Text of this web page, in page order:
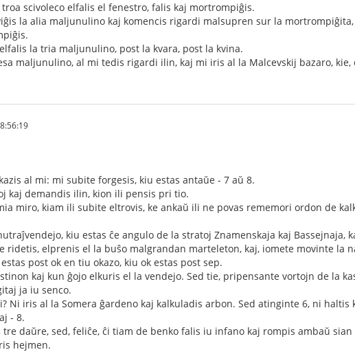
scivoleco elfalis el fenestro, falis kaj mortrompiĝis.
la alia maljunulino kaj komencis rigardi malsupren sur la
la tria maljunulino, post la kvara, post la kvina.
maljunulino, al mi tedis rigardi ilin, kaj mi iris al la Malcevskij bazaro,
al mi: mi subite forgesis, kiu estas antaŭe - 7 aŭ 8.
kaj demandis ilin, kion ili pensis pri tio.
miro, kiam ili subite eltrovis, ke ankaŭ ili ne povas rememori ordon de
kiu estas ĉe angulo de la stratoj Znamenskaja kaj Bassejnaja,
ridetis, elprenis el la buŝo malgrandan marteleton, kaj, iomete movinte la
post ok en tiu okazo, kiu ok estas post sep.
kaj kun ĝojo elkuris el la vendejo. Sed tie, pripensante vortojn de la
ja iu senco.
Ni iris al la Somera ĝardeno kaj kalkuladis arbon. Sed atinginte 6, ni
- 8.
daŭre, sed, feliĉe, ĉi tiam de benko falis iu infano kaj rompis ambaŭ
hejmen.